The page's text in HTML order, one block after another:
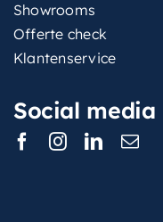
Showrooms
Offerte check
Klantenservice
Social media